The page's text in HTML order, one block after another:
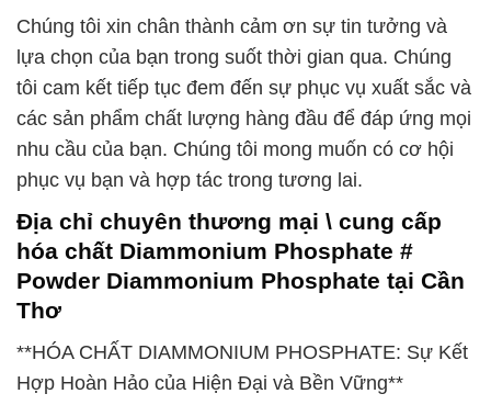
Chúng tôi xin chân thành cảm ơn sự tin tưởng và
lựa chọn của bạn trong suốt thời gian qua. Chúng
tôi cam kết tiếp tục đem đến sự phục vụ xuất sắc và
các sản phẩm chất lượng hàng đầu để đáp ứng mọi
nhu cầu của bạn. Chúng tôi mong muốn có cơ hội
phục vụ bạn và hợp tác trong tương lai.
Địa chỉ chuyên thương mại \ cung cấp
hóa chất Diammonium Phosphate #
Powder Diammonium Phosphate tại Cần
Thơ
**HÓA CHẤT DIAMMONIUM PHOSPHATE: Sự Kết
Hợp Hoàn Hảo của Hiện Đại và Bền Vững**